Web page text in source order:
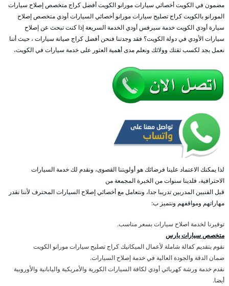
مضمون في الكويت أخصائي سيارات مورانو الكويت أفضل كراج متخصص إصلاح سيارات
المورانو بالكويت كراج تصليح سيارات مورانو أخصائي السيارات أودي متخصص إصلاح
سيارة أودي الكويت خدمة سيرفس أودي الخدمة السريعة إذا كنت تبحث عن إصلاح
سيارات الأودي في دولة الكويت؟ فقد وجدتنا فنحن أفضل كراج صيانة سيارات ، حيث أننا
نعمل بجد لكسب ثقتك وولائك ونعلم مدى أهمية العثور على خدمة سيارات في الكويت،
لذا يمكنك الاعتماد علينا فرضائك هو أولويتنا القصوى، ونقدم لك خدمة السيارات
الاحترافية، فلدينا سنوات من الخبرة المجمعة من
قبل الفنيين المدربين تدريبا جدا، ونتعامل مع أخصائي إصلاح السيارات المحترف لأننا نقدر
مهاراتهم ومواقفهم ونتميز ب:
توفيرنا لخدمة اصلاح سيارات بسعر مناسب.
متخصص سيارات يارس
نقوم بتقديم كفالة شاملة لأعمال الميكانيك كراج تصليح سيارات مورانو الكويت
ضمان الدقة والجودة العالية في خدمة إصلاح السيارات.
نقدم خدمة ورشة كهربائي أودي لكافة السيارات الكورية والأمريكية واليابانية والأوروبية
أيضا.